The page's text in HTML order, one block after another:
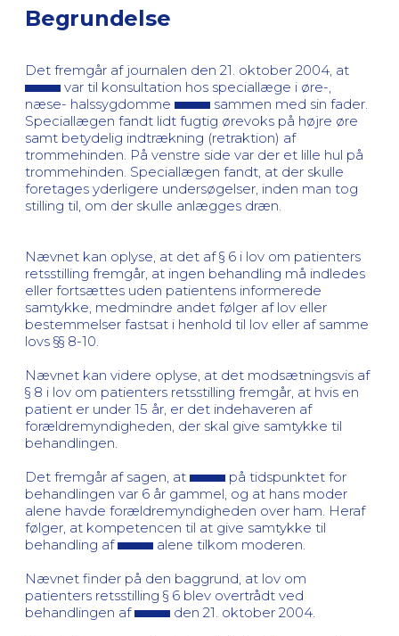
Begrundelse
Det fremgår af journalen den 21. oktober 2004, at
var til konsultation hos speciallæge i øre-,
næse- halssygdomme
sammen med sin fader.
Speciallægen fandt lidt fugtig ørevoks på højre øre
samt betydelig indtrækning (retraktion) af
trommehinden. På venstre side var der et lille hul på
trommehinden. Speciallægen fandt, at der skulle
foretages yderligere undersøgelser, inden man tog
stilling til, om der skulle anlægges dræn.
Nævnet kan oplyse, at det af § 6 i lov om patienters
retsstilling fremgår, at ingen behandling må indledes
eller fortsættes uden patientens informerede
samtykke, medmindre andet følger af lov eller
bestemmelser fastsat i henhold til lov eller af samme
lovs §§ 8-10.
Nævnet kan videre oplyse, at det modsætningsvis af
§ 8 i lov om patienters retsstilling fremgår, at hvis en
patient er under 15 år, er det indehaveren af
forældremyndigheden, der skal give samtykke til
behandlingen.
Det fremgår af sagen, at
på tidspunktet for
behandlingen var 6 år gammel, og at hans moder
alene havde forældremyndigheden over ham. Heraf
følger, at kompetencen til at give samtykke til
behandling af
alene tilkom moderen.
Nævnet finder på den baggrund, at lov om
patienters retsstilling § 6 blev overtrådt ved
behandlingen af
den 21. oktober 2004.